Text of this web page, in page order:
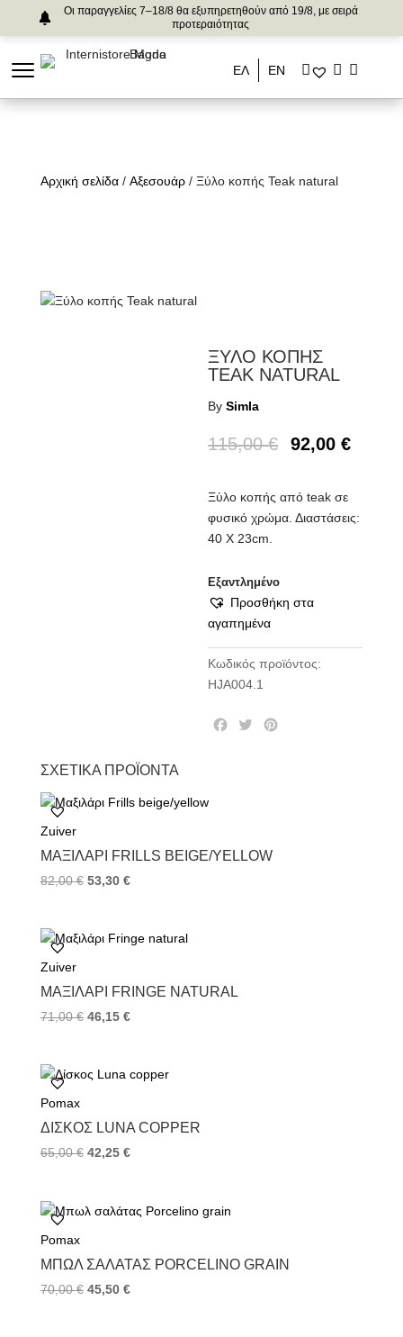
Οι παραγγελίες 7–18/8 θα εξυπηρετηθούν από 19/8, με σειρά
προτεραιότητας
ΕΛ ΕΝ
Αρχική σελίδα/ Αξεσουάρ/ Ξύλο κοπής Teak natural
ΞΥΛΟ ΚΟΠΗΣ
TEAK NATURAL
BySimla
115,00€ 92,00€
Ξύλο κοπής από teak σε
φυσικό χρώμα. Διαστάσεις:
40 Χ 23cm.
Εξαντλημένο
Προσθήκη στα
αγαπημένα
Κωδικός προϊόντος:
HJA004.1
k
T
ΣΧΕΤΙΚΆ ΠΡΟΪΌΝΤΑ
Zuiver
ΜΑΞΙΛΆΡΙ FRILLS BEIGE/YELLOW
82,00€ 53,30 €
Zuiver
ΜΑΞΙΛΆΡΙ FRINGE NATURAL
71,00€ 46,15 €
Pomax
ΔΊΣΚΟΣ LUNA COPPER
65,00€ 42,25 €
Pomax
ΜΠΩΛ ΣΑΛΆΤΑΣ PORCELINO GRAIN
70,00€ 45,50 €